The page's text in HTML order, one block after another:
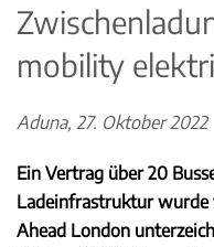
mobility
Aduna, 27. Oktober 2022
Ein Vertrag über 20
Ladeinfrastruktur
Ahead London